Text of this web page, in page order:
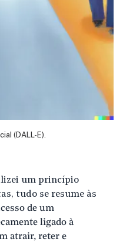
(DALL-E).
um princípio
tudo se resume às
de um
ligado à
atrair, reter e